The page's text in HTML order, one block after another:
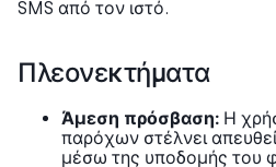
SMS από τον ιστό.
Πλεονεκτήματα
Άμεση πρόσβαση: Η
παρόχων στέλνει
μέσω της υποδομής του